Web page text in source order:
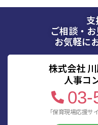
ご相談・お
お気軽に
株式会社
人事コ
03-
「保育現場応援